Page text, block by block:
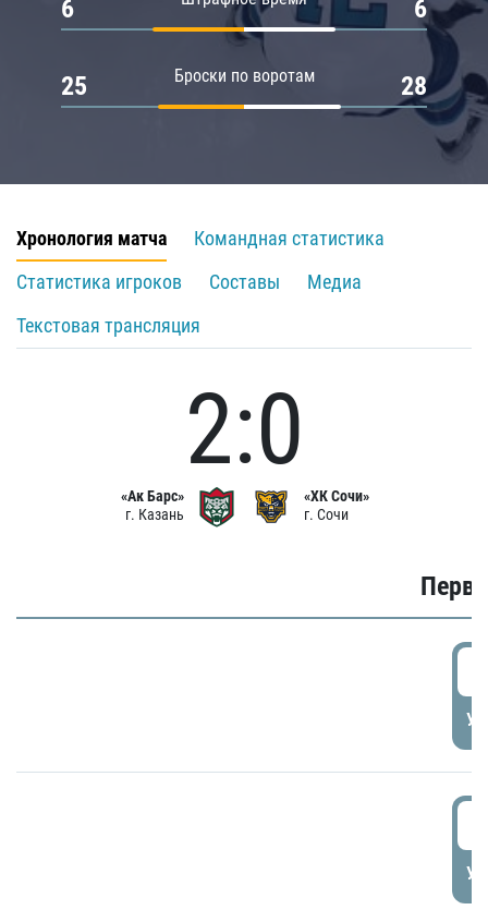
6 6
Броски по воротам
25 28
Хронология матча
Командная статистика
Статистика игроков
Составы
Медиа
Текстовая трансляция
«Ак Барс»
г. Казань
2:0
«ХК Сочи»
г. Сочи